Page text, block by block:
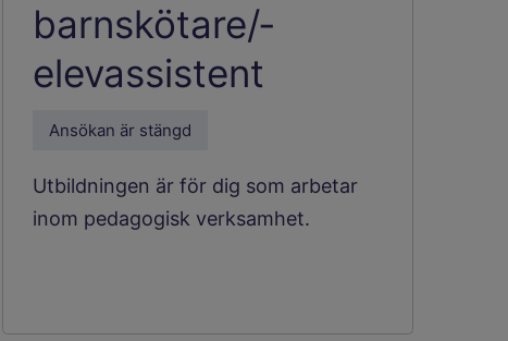
barnskötare/­
elevassistent
Ansökan är stängd
Utbildningen är för dig som arbetar
inom pedagogisk verksamhet.